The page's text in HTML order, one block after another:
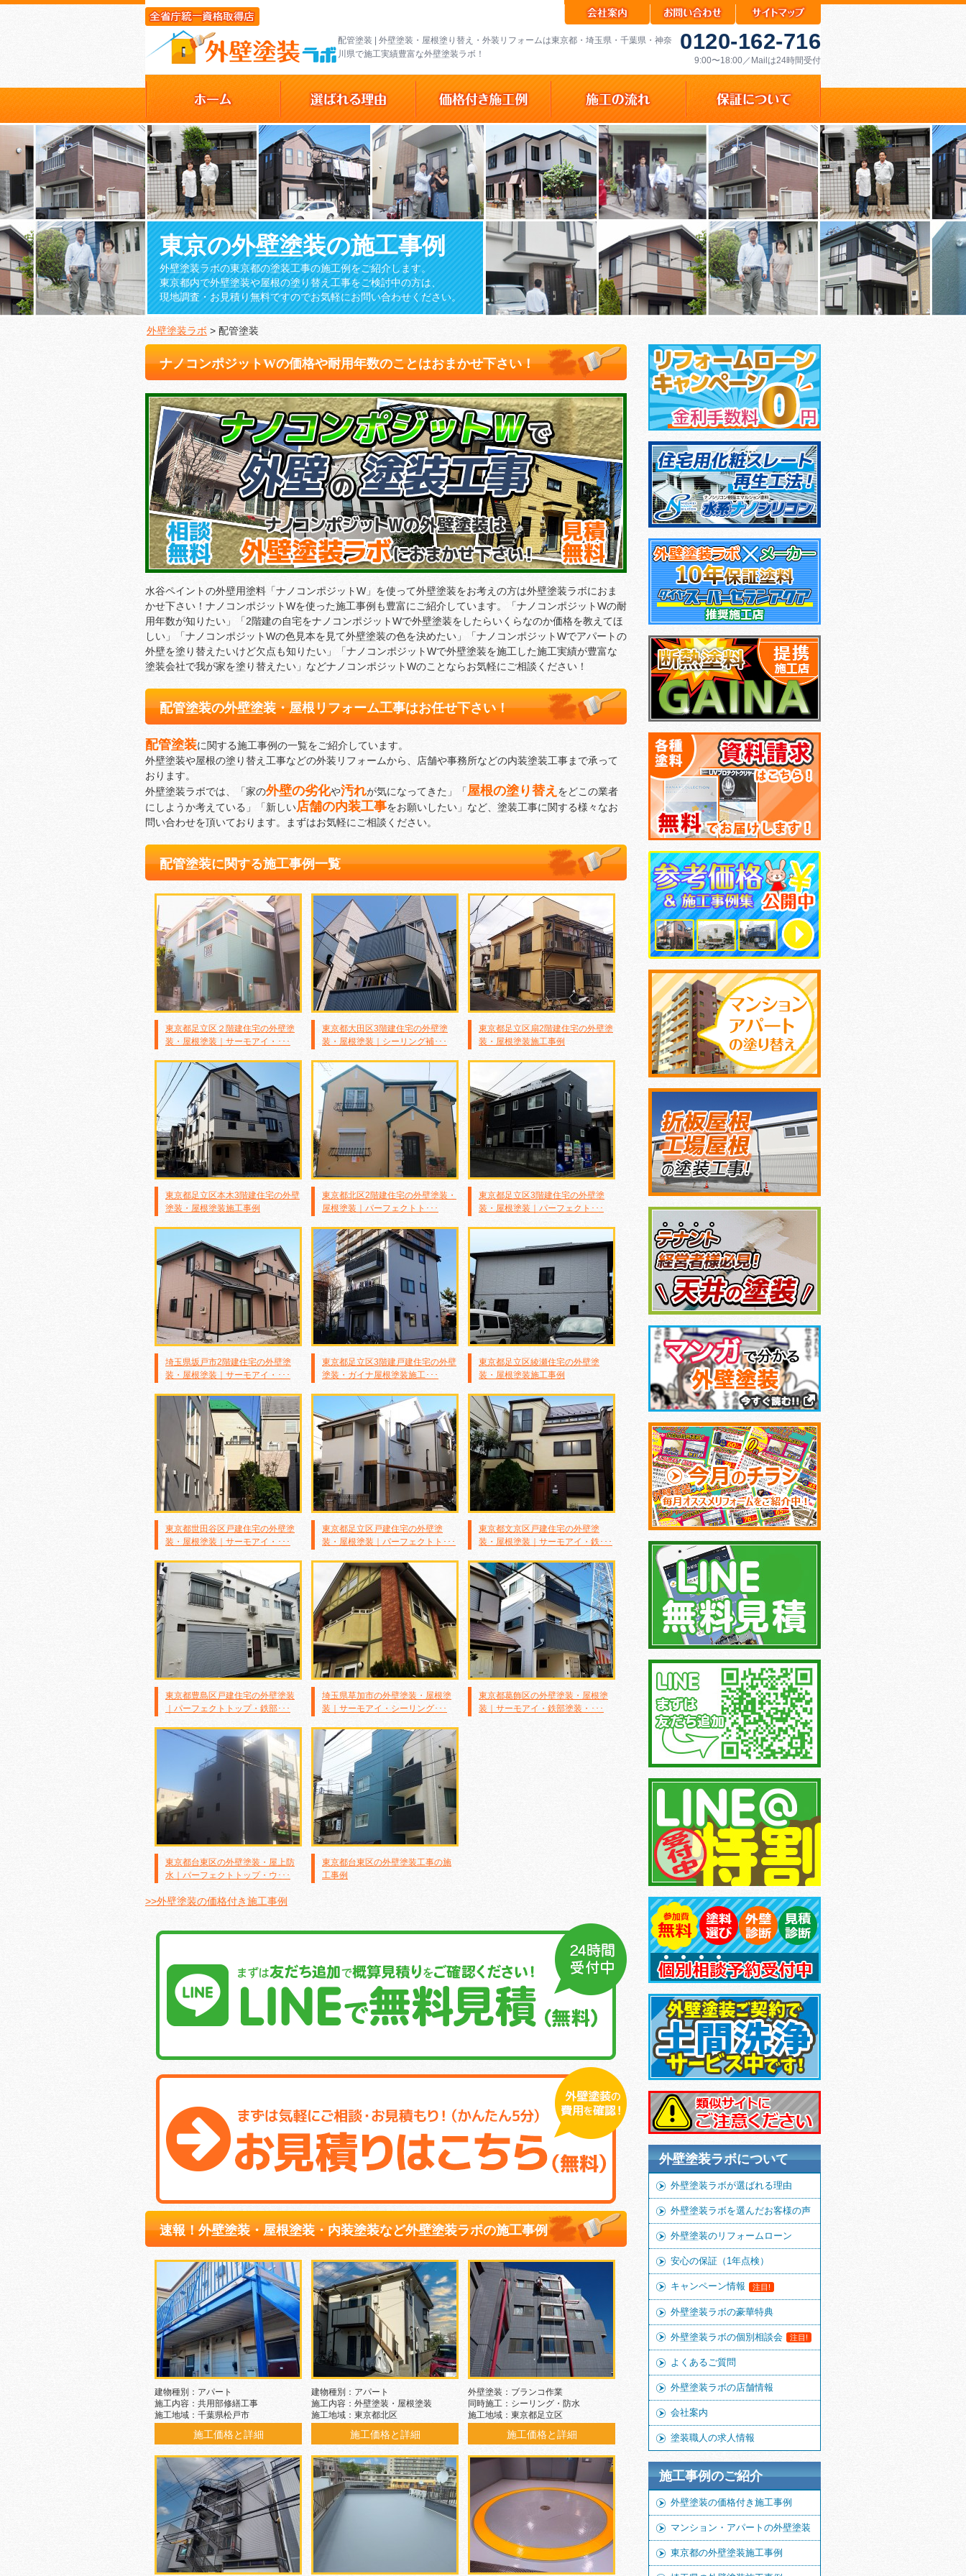
配管塗装 | 外壁塗装・屋根塗り替え・外装リフォームは東京都・埼玉県・千葉県・神奈
川県で施工実績豊富な外壁塗装ラボ！
0120-162-716
9:00〜18:00／Mailは24時間受付
東京の外壁塗装の施工事例
外壁塗装ラボの東京都の塗装工事の施工例をご紹介します。
東京都内で外壁塗装や屋根の塗り替え工事をご検討中の方は、
現地調査・お見積り無料ですのでお気軽にお問い合わせください。
外壁塗装ラボ > 配管塗装
ナノコンポジットWの価格や耐用年数のことはおまかせ下さい！
水谷ペイントの外壁用塗料「ナノコンポジットW」を使って外壁塗装をお考えの方は外壁塗装ラボにおま
かせ下さい！ナノコンポジットWを使った施工事例も豊富にご紹介しています。「ナノコンポジットWの耐
用年数が知りたい」「2階建の自宅をナノコンポジットWで外壁塗装をしたらいくらなのか価格を教えてほ
しい」「ナノコンポジットWの色見本を見て外壁塗装の色を決めたい」「ナノコンポジットWでアパートの
外壁を塗り替えたいけど欠点も知りたい」「ナノコンポジットWで外壁塗装を施工した施工実績が豊富な
塗装会社で我が家を塗り替えたい」などナノコンポジットWのことならお気軽にご相談ください！
配管塗装の外壁塗装・屋根リフォーム工事はお任せ下さい！
配管塗装に関する施工事例の一覧をご紹介しています。
外壁塗装や屋根の塗り替え工事などの外装リフォームから、店舗や事務所などの内装塗装工事まで承って
おります。
外壁塗装ラボでは、「家の外壁の劣化や汚れが気になってきた」「屋根の塗り替え をどこの業者
にしようか考えている」「新しい店舗の内装工事をお願いしたい」など、塗装工事に関する様々なお
問い合わせを頂いております。まずはお気軽にご相談ください。
配管塗装に関する施工事例一覧
東京都足立区２階建住宅の外壁塗
装・屋根塗装｜サーモアイ・･･･
東京都大田区3階建住宅の外壁塗
装・屋根塗装｜シーリング補･･･
東京都足立区扇2階建住宅の外壁塗
装・屋根塗装施工事例
東京都足立区本木3階建住宅の外壁
塗装・屋根塗装施工事例
東京都北区2階建住宅の外壁塗装・
屋根塗装｜パーフェクトト･･･
東京都足立区3階建住宅の外壁塗
装・屋根塗装｜パーフェクト･･･
埼玉県坂戸市2階建住宅の外壁塗
装・屋根塗装｜サーモアイ・･･･
東京都足立区3階建戸建住宅の外壁
塗装・ガイナ屋根塗装施工･･･
東京都足立区綾瀬住宅の外壁塗
装・屋根塗装施工事例
東京都世田谷区戸建住宅の外壁塗
装・屋根塗装｜サーモアイ・･･･
東京都足立区戸建住宅の外壁塗
装・屋根塗装｜パーフェクトト･･･
東京都文京区戸建住宅の外壁塗
装・屋根塗装｜サーモアイ・鉄･･･
東京都豊島区戸建住宅の外壁塗装
｜パーフェクトトップ・鉄部･･･
埼玉県草加市の外壁塗装・屋根塗
装｜サーモアイ・シーリング･･･
東京都葛飾区の外壁塗装・屋根塗
装｜サーモアイ・鉄部塗装・･･･
東京都台東区の外壁塗装・屋上防
水｜パーフェクトトップ・ウ･･･
東京都台東区の外壁塗装工事の施
工事例
>>外壁塗装の価格付き施工事例
速報！外壁塗装・屋根塗装・内装塗装など外壁塗装ラボの施工事例
建物種別：アパート
施工内容：共用部修繕工事
施工地域：千葉県松戸市
施工価格と詳細
建物種別：アパート
施工内容：外壁塗装・屋根塗装
施工地域：東京都北区
施工価格と詳細
外壁塗装：ブランコ作業
同時施工：シーリング・防水
施工地域：東京都足立区
施工価格と詳細
外壁塗装ラボについて
外壁塗装ラボが選ばれる理由
外壁塗装ラボを選んだお客様の声
外壁塗装のリフォームローン
安心の保証（1年点検）
キャンペーン情報 注目!
外壁塗装ラボの豪華特典
外壁塗装ラボの個別相談会 注目!
よくあるご質問
外壁塗装ラボの店舗情報
会社案内
塗装職人の求人情報
施工事例のご紹介
外壁塗装の価格付き施工事例
マンション・アパートの外壁塗装
東京都の外壁塗装施工事例